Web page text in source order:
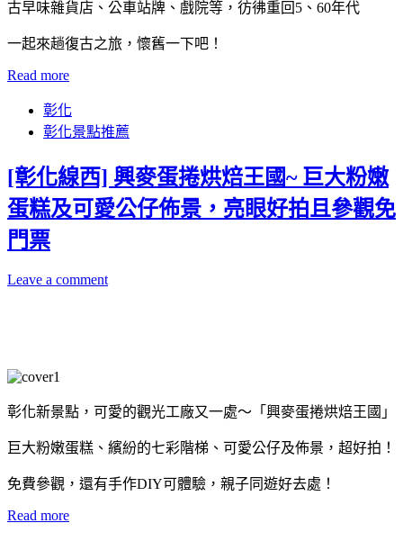
古早味雜貨店、公車站牌、戲院等，彷彿重回5、60年代
一起來趟復古之旅，懷舊一下吧！
Read more
彰化
彰化景點推薦
[彰化線西] 興麥蛋捲烘焙王國~ 巨大粉嫩
蛋糕及可愛公仔佈景，亮眼好拍且參觀免
門票
Leave a comment
彰化新景點，可愛的觀光工廠又一處～「興麥蛋捲烘焙王國」
巨大粉嫩蛋糕、繽紛的七彩階梯、可愛公仔及佈景，超好拍！
免費參觀，還有手作DIY可體驗，親子同遊好去處！
Read more